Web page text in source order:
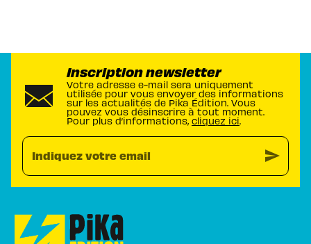
Inscription newsletter
Votre adresse e-mail sera uniquement
utilisée pour vous envoyer des informations
sur les actualités de Pika Édition. Vous
pouvez vous désinscrire à tout moment.
Pour plus d’informations, cliquez ici.
Indiquez votre email send